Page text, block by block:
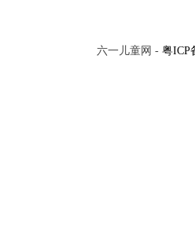
六一儿童网 - 粤ICP